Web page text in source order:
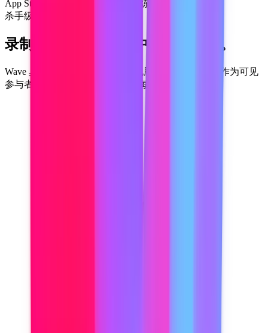
App Store 4.9 分 您的音频绝不训练 AI
杀手级功能
录制任何会议。会议中没有机器人。
Wave 桌面版同时录制麦克风和电脑系统声音，无需作为可见
参与者加入会议，即可清晰捕捉每次通话的双方。